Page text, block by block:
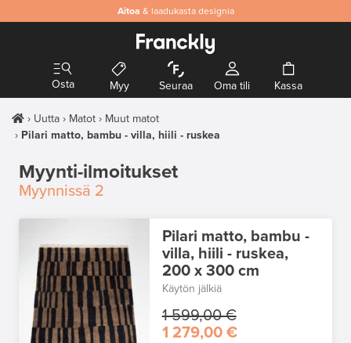
Aitoa & laadukasta designia
Osta Myy Seuraa Oma tili Kassa
Uutta Matot
Muut matot
Pilari matto, bambu - villa, hiili - ruskea
Myynti-ilmoitukset
Myynnissä 2
Pilari matto, bambu -
villa, hiili - ruskea,
200 x 300 cm
Käytön jälkiä
1 599,00 €
1 279,00 €